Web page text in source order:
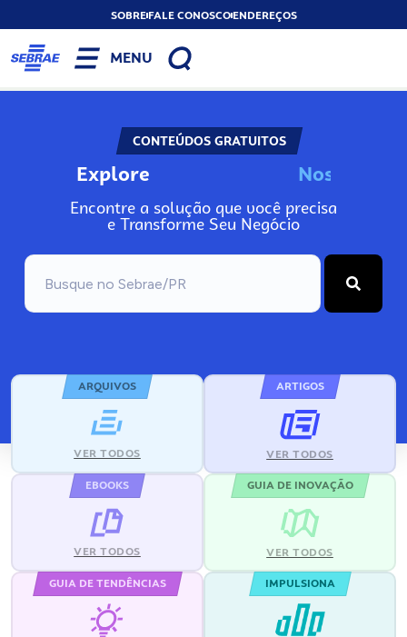
SOBREFALE CONOSCOENDEREÇOS
MENU
CONTEÚDOS GRATUITOS
Explore No
Encontre a solução que você precisa
e Transforme Seu Negócio
ARQUIVOS
VER TODOS
ARTIGOS
VER TODOS
EBOOKS
VER TODOS
GUIA DE INOVAÇÃO
VER TODOS
GUIA DE TENDÊNCIAS IMPULSIONA